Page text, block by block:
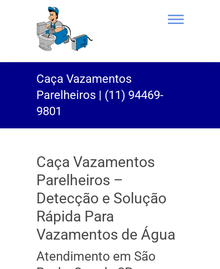
(11) 94469-
Desentupidora
Caça Vazamentos
Parelheiros | (11) 94469-
9801
Caça Vazamentos
Parelheiros –
Detecção e Solução
Rápida Para
Vazamentos de Água
Atendimento em São